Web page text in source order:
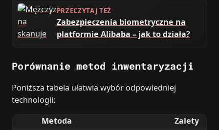
PRZECZYTAJ TEŻ
Zabezpieczenia biometryczne na
platformie Alibaba – jak to działa?
Porównanie metod inwentaryzacji
Poniższa tabela ułatwia wybór odpowiedniej
technologii:
Metoda
Zalety